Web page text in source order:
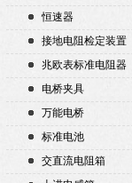
恒速器
接地电阻检定装置
兆欧表标准电阻器
电桥夹具
万能电桥
标准电池
交直流电阻箱